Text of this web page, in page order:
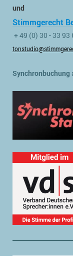
und
Stimmgerecht
+ 49 (0) 30 - 33 93
Synchronbuchung